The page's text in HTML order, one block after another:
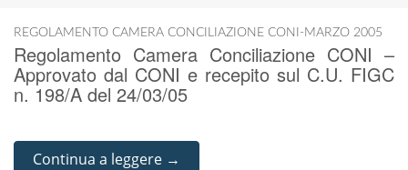
REGOLAMENTO CAMERA CONCILIAZIONE CONI-MARZO 2005
Regolamento Camera Conciliazione CONI –
Approvato dal CONI e recepito sul C.U. FIGC
n. 198/A del 24/03/05
Continua a leggere →